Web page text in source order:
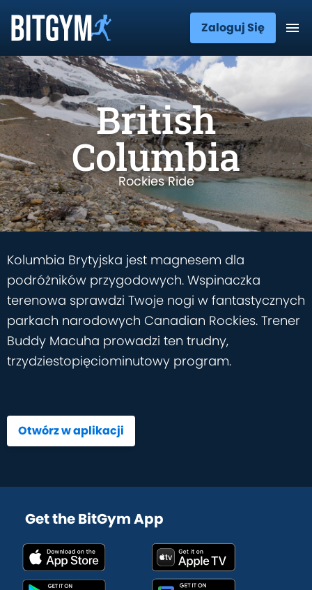
Zaloguj Się
British
Columbia
Rockies Ride
Kolumbia Brytyjska jest magnesem dla
podróżników przygodowych. Wspinaczka
terenowa sprawdzi Twoje nogi w fantastycznych
parkach narodowych Canadian Rockies. Trener
Buddy Macuha prowadzi ten trudny,
trzydziestopięciominutowy program.
Otwórz w aplikacji
Get the BitGym App